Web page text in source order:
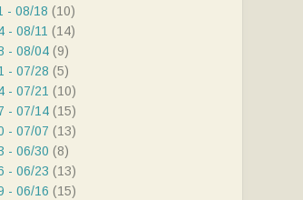
- 08/18 (10)
- 08/11 (14)
- 08/04 (9)
- 07/28 (5)
- 07/21 (10)
- 07/14 (15)
- 07/07 (13)
- 06/30 (8)
- 06/23 (13)
- 06/16 (15)